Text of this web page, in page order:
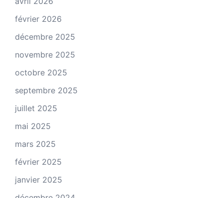
février 2026
décembre 2025
novembre 2025
octobre 2025
septembre 2025
juillet 2025
mai 2025
mars 2025
février 2025
janvier 2025